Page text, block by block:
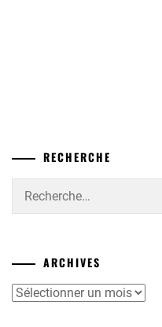
RECHERCHE
ARCHIVES
Archives